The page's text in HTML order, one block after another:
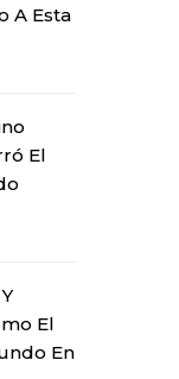
A Esta
El
El
En